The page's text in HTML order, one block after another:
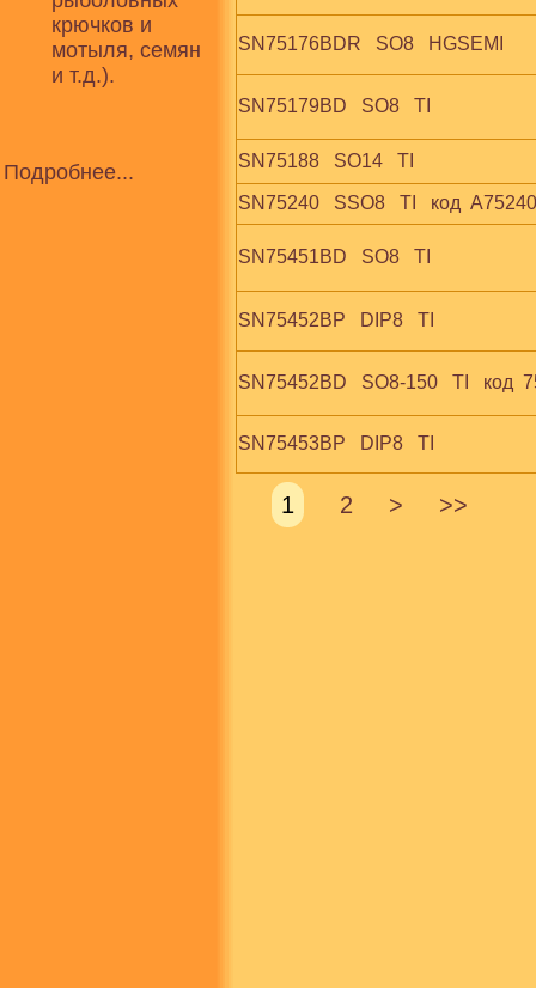
крючков и
мотыля, семян
и т.д.).
Подробнее...
SN75176BDR   SO8   HGSEMI
SN75179BD   SO8   TI
SN75188   SO14   TI
SN75240   SSO8   TI   код  A75240
SN75451BD   SO8   TI
SN75452BP   DIP8   TI
SN75452BD   SO8-150   TI   код
SN75453BP   DIP8   TI
1 2 > >>